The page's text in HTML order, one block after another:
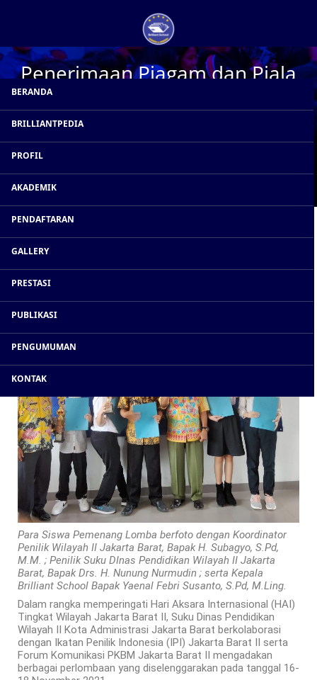
BERANDA
BRILLIANTPEDIA
PROFIL
AKADEMIK
PENDAFTARAN
GALLERY
PRESTASI
PUBLIKASI
PENGUMUMAN
KONTAK
Penerimaan Piagam dan Piala
pada Lomba memperingati
Hari Aksara Internasional
(HAI)Tingkat Wilayah Jakarta
Barat II
Para Siswa Pemenang Lomba berfoto dengan Koordinator
Penilik Wilayah II Jakarta Barat, Bapak H. Subagyo, S.Pd,
M.M. ; Penilik Suku DInas Pendidikan Wilayah II Jakarta
Barat, Bapak Drs. H. Nunung Nurmudin ; serta Kepala
Brilliant School Bapak Yaenal Febri Susanto, S.Pd, M.Ling.
Dalam rangka memperingati Hari Aksara Internasional (HAI)
Tingkat Wilayah Jakarta Barat II, Suku Dinas Pendidikan
Wilayah II Kota Administrasi Jakarta Barat berkolaborasi
dengan Ikatan Penilik Indonesia (IPI) Jakarta Barat II serta
Forum Komunikasi PKBM Jakarta Barat II mengadakan
berbagai perlombaan yang diselenggarakan pada tanggal 16-